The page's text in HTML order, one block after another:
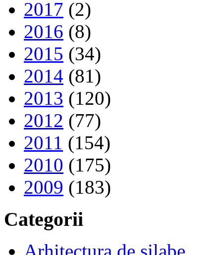
2017 (2)
2016 (8)
2015 (34)
2014 (81)
2013 (120)
2012 (77)
2011 (154)
2010 (175)
2009 (183)
Categorii